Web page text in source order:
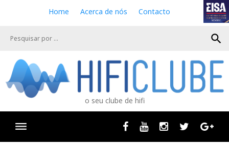
e
Home Acerca de nós Contacto
search
o seu clube de hifi
Facebook
Youtube InstagramTwitter